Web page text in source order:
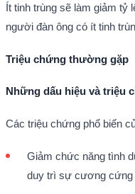
Ít tinh trùng sẽ làm giảm tỷ
người đàn ông có ít tinh
Triệu chứng thường gặp
Những dấu hiệu và triệu
Các triệu chứng phổ biến
Giảm chức năng tình
duy trì sự cương cứng